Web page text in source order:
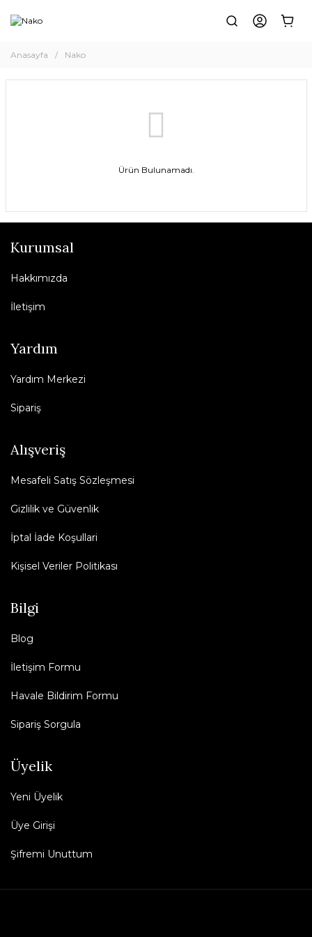
Anasayfa Nako
Ürün Bulunamadı.
Kurumsal
Hakkımızda
İletişim
Yardım
Yardım Merkezi
Sipariş
Alışveriş
Mesafeli Satış Sözleşmesi
Gizlilik ve Güvenlik
İptal İade Koşullari
Kişisel Veriler Politikası
Bilgi
Blog
İletişim Formu
Havale Bildirim Formu
Sipariş Sorgula
Üyelik
Yeni Üyelik
Üye Girişi
Şifremi Unuttum